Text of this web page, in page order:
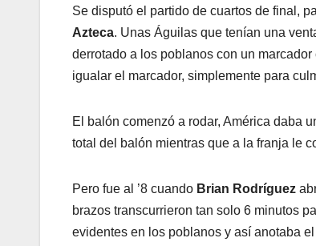
Se disputó el partido de cuartos de final,
Azteca. Unas Águilas que tenían una
derrotado a los poblanos con un
igualar el marcador, simplemente para
El balón comenzó a rodar, América daba
total del balón mientras que a la franja le
Pero fue al ’8 cuando Brian Rodríguez
brazos transcurrieron tan solo 6 minutos
evidentes en los poblanos y así anotaba